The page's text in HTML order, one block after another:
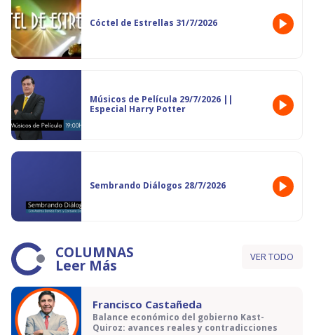
Cóctel de Estrellas 31/7/2026
Músicos de Película 29/7/2026 ||
Especial Harry Potter
Sembrando Diálogos 28/7/2026
COLUMNAS
Leer Más VER TODO
Francisco Castañeda
Balance económico del gobierno Kast-
Quiroz: avances reales y contradicciones